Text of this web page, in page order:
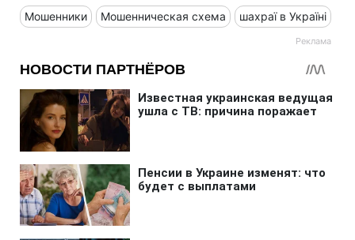
Мошенники Мошенническая схема шахраї в Україні